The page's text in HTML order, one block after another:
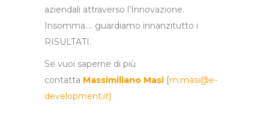
aziendali attraverso l’Innovazione.
Insomma…. guardiamo innanzitutto i
RISULTATI.
Se vuoi saperne di più
contatta Massimiliano Masi [m.masi@e-
development.it]